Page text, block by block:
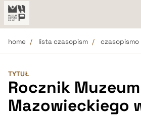
home lista czasopism czasopismo
TYTUŁ
Rocznik Muzeum
Mazowieckiego